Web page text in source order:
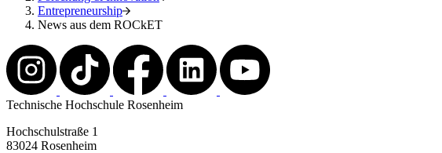
Entrepreneurship
News aus dem ROCkET
Technische Hochschule Rosenheim
Hochschulstraße 1
83024 Rosenheim